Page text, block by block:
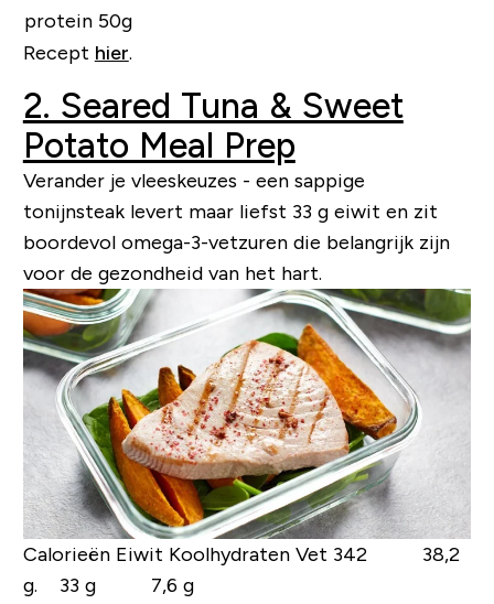
protein 50g
Recept hier.
2. Seared Tuna & Sweet
Potato Meal Prep
Verander je vleeskeuzes - een sappige
tonijnsteak levert maar liefst 33 g eiwit en zit
boordevol omega-3-vetzuren die belangrijk zijn
voor de gezondheid van het hart.
Calorieën Eiwit Koolhydraten Vet 342 38,2
g. 33 g 7,6 g